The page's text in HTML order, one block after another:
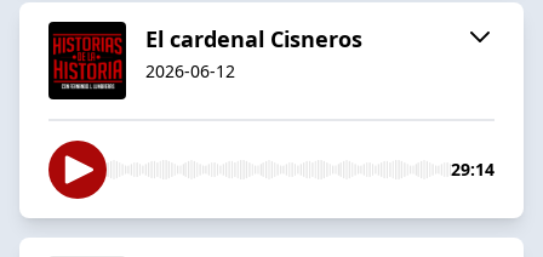
El cardenal Cisneros
2026-06-12
29:14